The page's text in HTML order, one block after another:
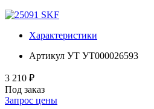
Характеристики
Артикул УТ УТ000026593
3 210 ₽
Под заказ
Запрос цены